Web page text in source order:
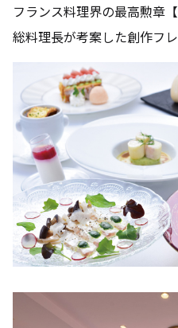
フランス料理界の最高勲章
総料理長が考案した創作フ